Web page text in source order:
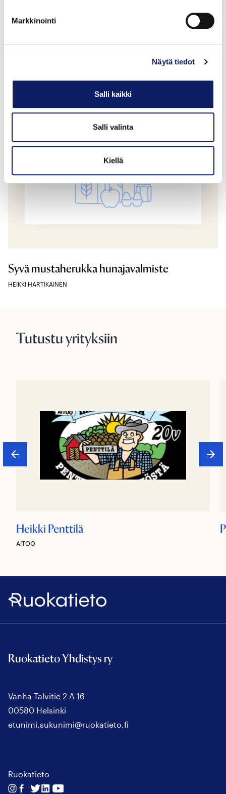
Markkinointi
Näytä tiedot
Salli kaikki
Salli valinta
Kiellä
Lempeä vadelma hunajavalmiste
HEIKKI HARTIKAINEN
Syvä mustaherukka hunajavalmiste
HEIKKI HARTIKAINEN
Tutustu yrityksiin
Heikki Penttilä
AITOO
Ruokatieto
Ruokatieto Yhdistys ry
Vanha Talvitie 2 A 16
00580 Helsinki
etunimi.sukunimi@ruokatieto.fi
Ruokatieto
Seuraa
Seuraa
Seuraa
SeuraaSeuraa